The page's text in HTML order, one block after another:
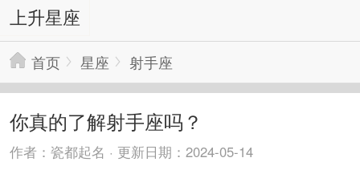
上升星座
首页 星座 射手座
你真的了解射手座吗？
作者：瓷都起名 · 更新日期：2024-05-14